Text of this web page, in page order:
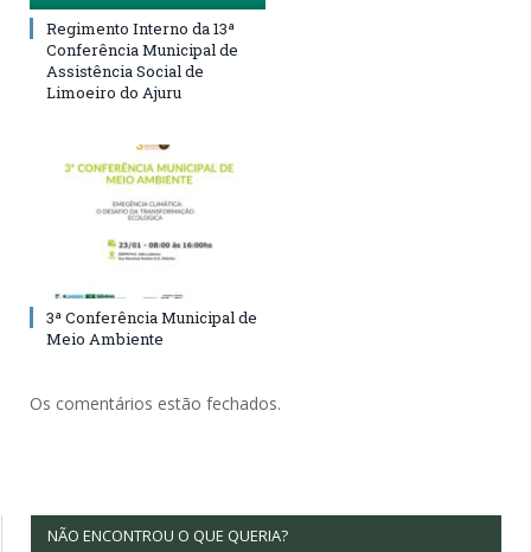
Regimento Interno da 13ª
Conferência Municipal de
Assistência Social de
Limoeiro do Ajuru
3ª Conferência Municipal de
Meio Ambiente
Os comentários estão fechados.
NÃO ENCONTROU O QUE QUERIA?